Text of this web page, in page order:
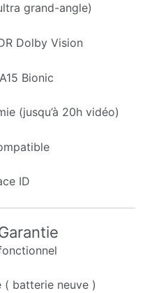
grand-angle)
Dolby Vision
A15 Bionic
(jusqu’à 20h vidéo)
ID
batterie neuve )